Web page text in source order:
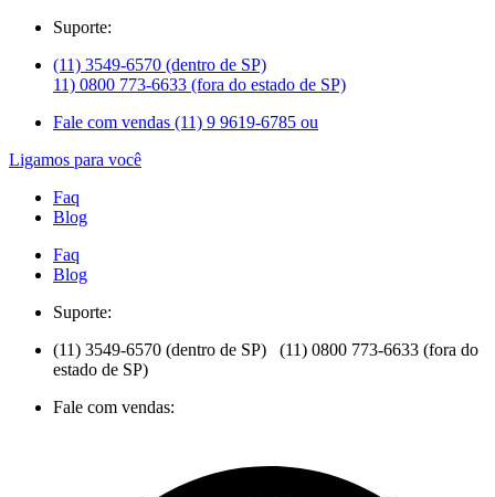
Suporte:
(11) 3549-6570 (dentro de SP)
11) 0800 773-6633 (fora do estado de SP)
Fale com vendas (11) 9 9619-6785 ou
Ligamos para você
Faq
Blog
Faq
Blog
Suporte:
(11) 3549-6570 (dentro de SP) (11) 0800 773-6633 (fora do
estado de SP)
Fale com vendas: